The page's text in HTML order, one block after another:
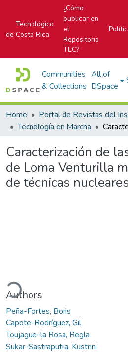
Tecnológico
de Costa Rica
¿Cómo
publicar en
el
Repositorio
TEC?
Communities
& Collections
All of
DSpace
Home
Tecnología en Marcha
Caracterización de
de Loma Venturilla
de técnicas
Authors
Peña-Fortes, Boris
Capote-Rodríguez, Gil
Toujague-la Rosa, Regla
Sukar-Sastraputra, Kustrini